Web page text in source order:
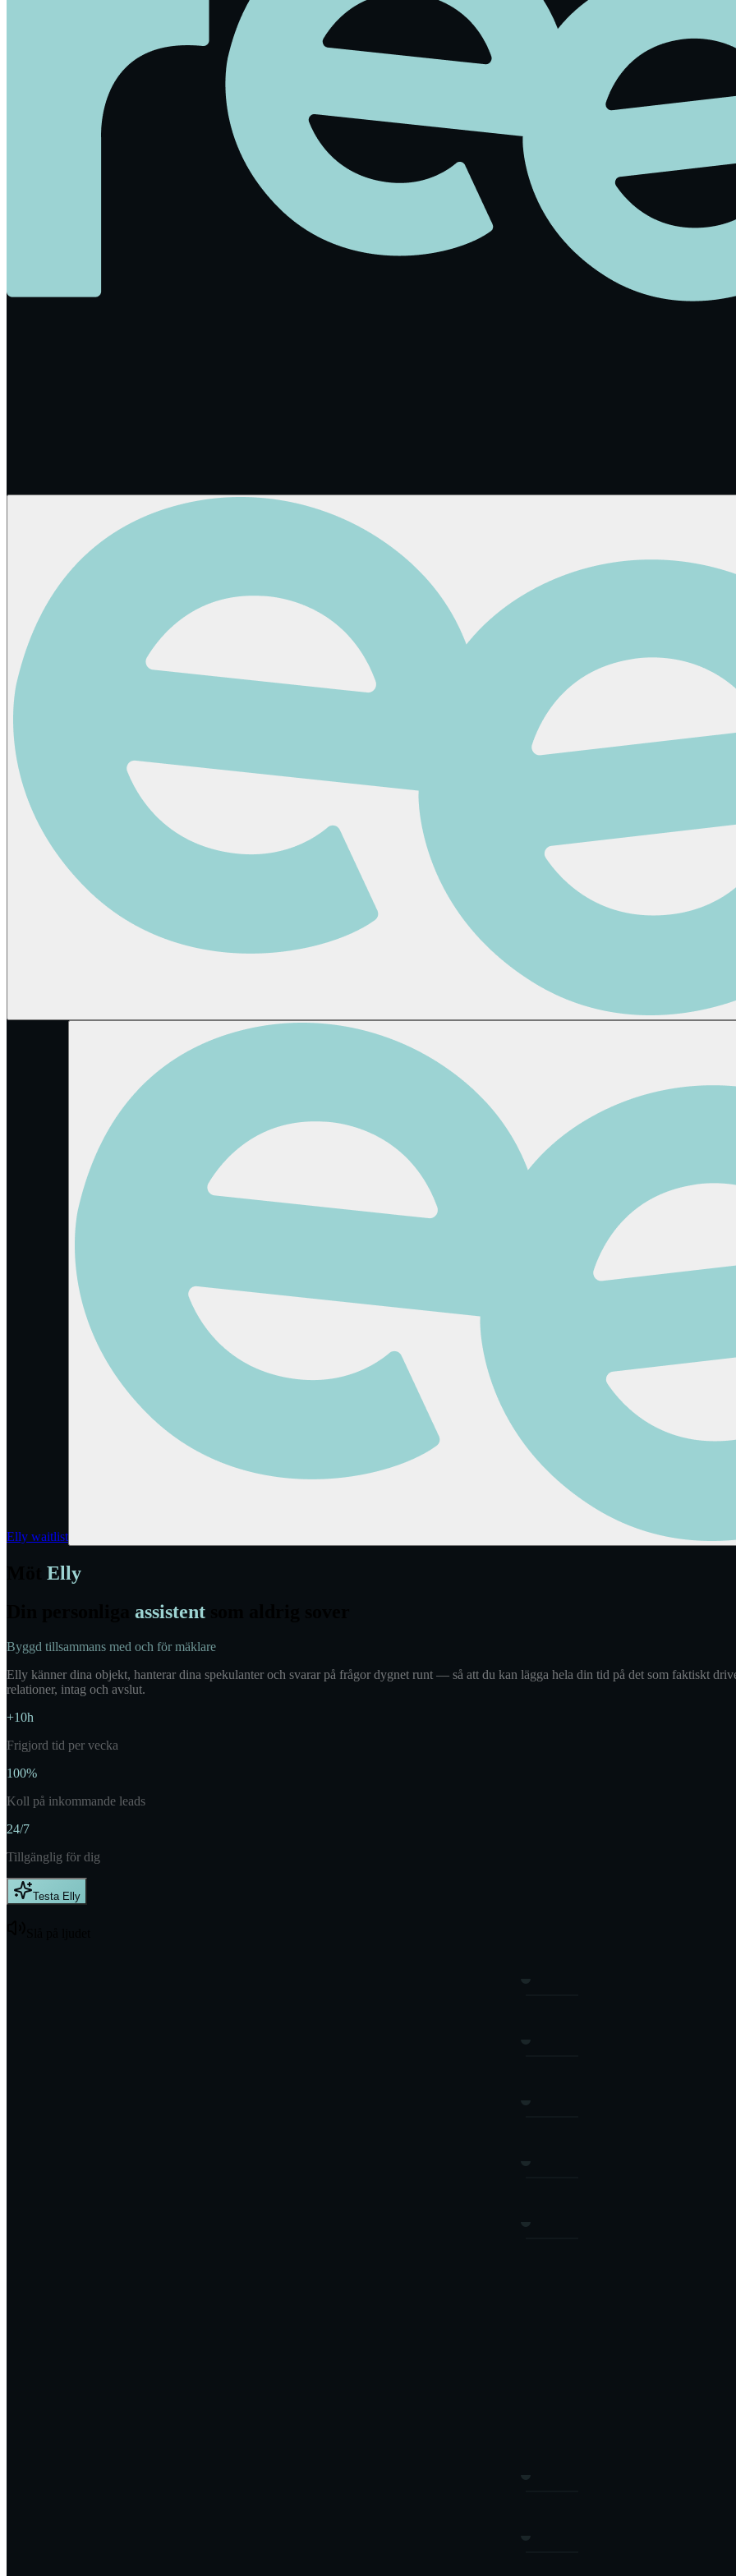
Elly waitlist
Elly
assistent
Byggd tillsammans med och för mäklare
Elly känner dina objekt, hanterar dina spekulanter och svarar på frågor dygnet runt — så att du kan lägga hela din tid på det som faktiskt
relationer, intag och avslut.
+10h
Frigjord tid per vecka
100%
Koll på inkommande leads
24/7
Tillgänglig för dig
Testa Elly